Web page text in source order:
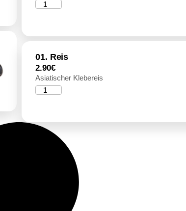
01. Reis
2.90€
Asiatischer Klebereis